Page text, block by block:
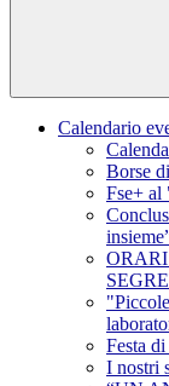
Calendario
Borse
Fse+
Festa
I nostri